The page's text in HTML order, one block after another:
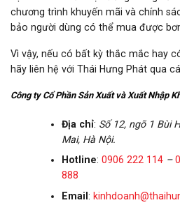
chương trình khuyến mãi và chính
bảo người dùng có thể mua được
Vì vậy, nếu có bất kỳ thắc mắc hay
hãy liên hệ với Thái Hưng Phát qua
Công ty Cổ Phần Sản Xuất và Xuất Nhập
Địa chỉ: Số 12, ngõ 1 Bùi
Mai, Hà Nội.
Hotline: 0906 222 114–
888
Email :